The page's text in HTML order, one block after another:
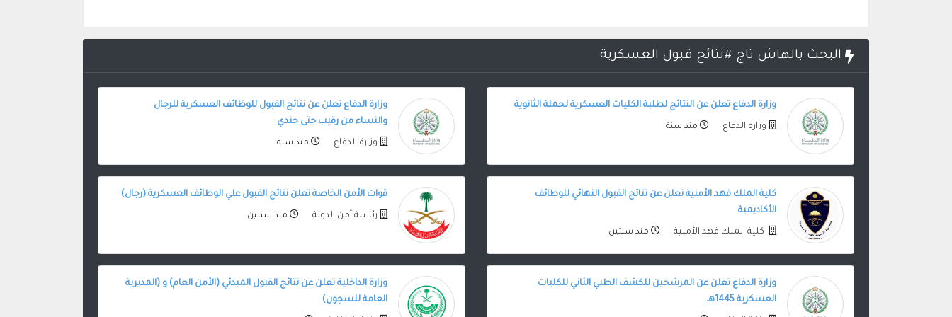
البحث بالهاش تاج #نتائج قبول العسكرية
وزارة الدفاع تعلن عن النتائج لطلبة الكليات العسكرية لحملة الثانوية
وزارة الدفاع منذ سنة
وزارة الدفاع تعلن عن نتائج القبول للوظائف العسكرية للرجال
والنساء من رقيب حتى جندي
وزارة الدفاع منذ سنة
كلية الملك فهد الأمنية تعلن عن نتائج القبول النهائي للوظائف
الأكاديمية
كلية الملك فهد الأمنية منذ سنتين
قوات الأمن الخاصة تعلن نتائج القبول علي الوظائف العسكرية (رجال)
رئاسة أمن الدولة منذ سنتين
وزارة الدفاع تعلن عن المرشحين للكشف الطبي الثاني للكليات
العسكرية 1445هـ
وزارة الداخلية تعلن عن نتائج القبول المبدئي (الأمن العام) و (المديرية
العامة للسجون)